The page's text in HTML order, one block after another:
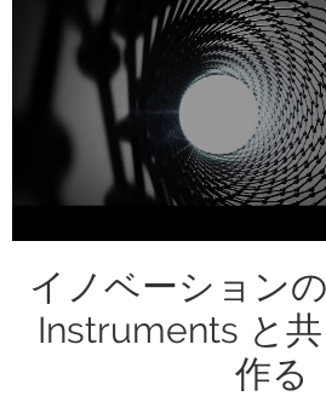
イノベーション
Instruments と
作る